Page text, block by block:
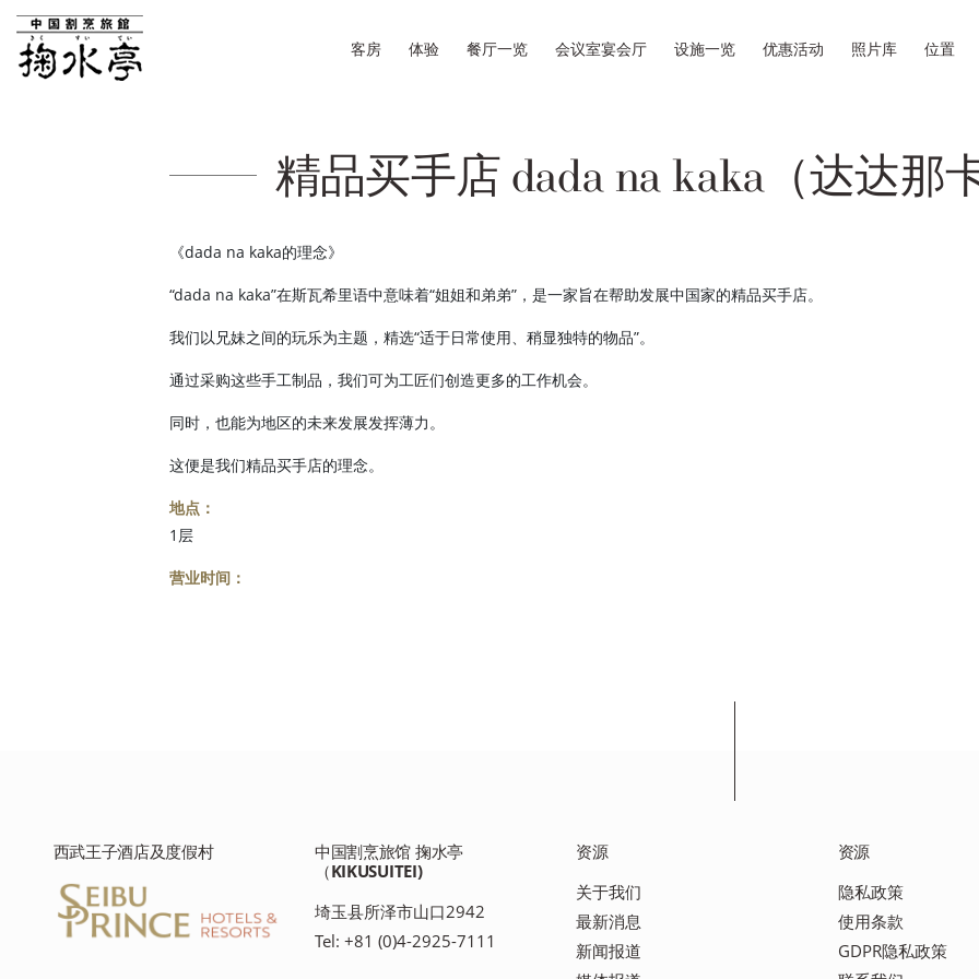
客房 体验 餐厅一览 会议室宴会厅 设施一览 优惠活动 照片库 位置
精品买手店 dada na kaka（达达那
《dada na kaka的理念》
“dada na kaka”在斯瓦希里语中意味着“姐姐和弟弟”，是一家旨在帮助发展中国家的精品买手店。
我们以兄妹之间的玩乐为主题，精选“适于日常使用、稍显独特的物品”。
通过采购这些手工制品，我们可为工匠们创造更多的工作机会。
同时，也能为地区的未来发展发挥薄力。
这便是我们精品买手店的理念。
地点：
1层
营业时间：
西武王子酒店及度假村
中国割烹旅馆 掬水亭
（KIKUSUITEI)
埼玉县所泽市山口2942
Tel: +81 (0)4-2925-7111
资源
关于我们
最新消息
新闻报道
资源
隐私政策
使用条款
GDPR隐私政策